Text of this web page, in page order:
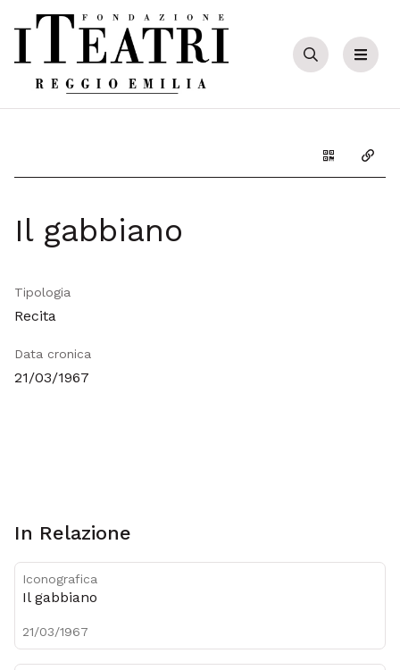
Cerca Menu
Genera il
Il gabbiano
Tipologia
Recita
Data cronica
21/03/1967
In Relazione
Iconografica
Il gabbiano
21/03/1967